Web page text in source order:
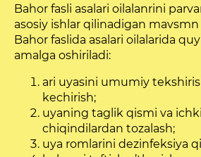
Bahor fasli asalari oilalanrini
asosiy ishlar qilinadigan mavsmn
Bahor faslida asalari oilalarida
amalga oshiriladi:
ari uyasini umumiy
kechirish;
uyaning taglik qismi va
chiqindilardan tozalash;
uya romlarini dezinfeksiya